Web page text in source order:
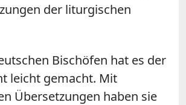
der liturgischen
Bischöfen hat es der
leicht gemacht. Mit
Übersetzungen haben sie